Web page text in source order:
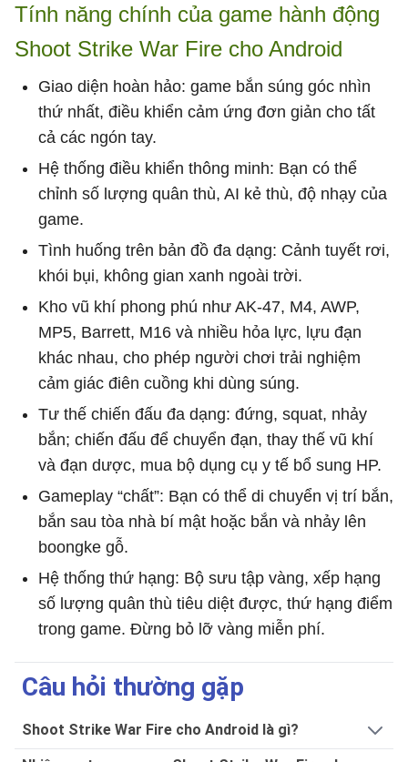
Tính năng chính của game hành động
Shoot Strike War Fire cho Android
Giao diện hoàn hảo: game bắn súng góc nhìn
thứ nhất, điều khiển cảm ứng đơn giản cho tất
cả các ngón tay.
Hệ thống điều khiển thông minh: Bạn có thể
chỉnh số lượng quân thù, AI kẻ thù, độ nhạy của
game.
Tình huống trên bản đồ đa dạng: Cảnh tuyết rơi,
khói bụi, không gian xanh ngoài trời.
Kho vũ khí phong phú như AK-47, M4, AWP,
MP5, Barrett, M16 và nhiều hỏa lực, lựu đạn
khác nhau, cho phép người chơi trải nghiệm
cảm giác điên cuồng khi dùng súng.
Tư thế chiến đấu đa dạng: đứng, squat, nhảy
bắn; chiến đấu để chuyển đạn, thay thế vũ khí
và đạn dược, mua bộ dụng cụ y tế bổ sung HP.
Gameplay “chất”: Bạn có thể di chuyển vị trí bắn,
bắn sau tòa nhà bí mật hoặc bắn và nhảy lên
boongke gỗ.
Hệ thống thứ hạng: Bộ sưu tập vàng, xếp hạng
số lượng quân thù tiêu diệt được, thứ hạng điểm
trong game. Đừng bỏ lỡ vàng miễn phí.
Câu hỏi thường gặp
Shoot Strike War Fire cho Android là gì?